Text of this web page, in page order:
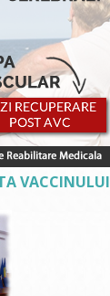
VACCINULUI